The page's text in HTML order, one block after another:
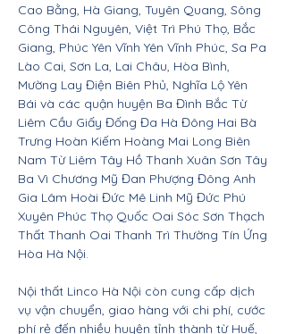
Cao Bằng, Hà Giang, Tuyên Quang, Sông
Công Thái Nguyên, Việt Trì Phú Thọ, Bắc
Giang, Phúc Yên Vĩnh Yên Vĩnh Phúc, Sa Pa
Lào Cai, Sơn La, Lai Châu, Hòa Bình,
Mường Lay Điện Biên Phủ, Nghĩa Lộ Yên
Bái và các quận huyện Ba Đình Bắc Từ
Liêm Cầu Giấy Đống Đa Hà Đông Hai Bà
Trưng Hoàn Kiếm Hoàng Mai Long Biên
Nam Từ Liêm Tây Hồ Thanh Xuân Sơn Tây
Ba Vì Chương Mỹ Đan Phượng Đông Anh
Gia Lâm Hoài Đức Mê Linh Mỹ Đức Phú
Xuyên Phúc Thọ Quốc Oai Sóc Sơn Thạch
Thất Thanh Oai Thanh Trì Thường Tín Ứng
Hòa Hà Nội.
Nội thất Linco Hà Nội còn cung cấp dịch
vụ vận chuyển, giao hàng với chi phí, cước
phí rẻ đến nhiều huyện tỉnh thành từ Huế,